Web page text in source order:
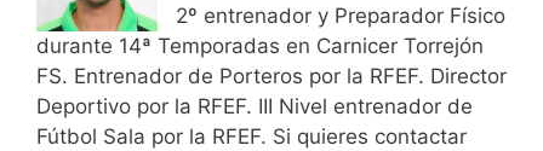
2º entrenador y Preparador Físico
durante 14ª Temporadas en Carnicer Torrejón
FS. Entrenador de Porteros por la RFEF. Director
Deportivo por la RFEF. III Nivel entrenador de
Fútbol Sala por la RFEF. Si quieres contactar